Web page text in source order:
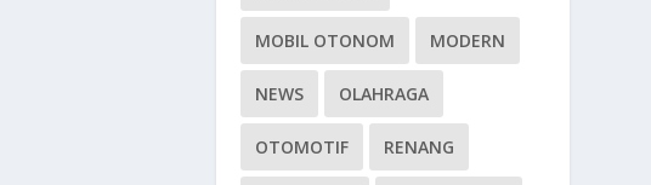
MOBIL OTONOM MODERN
NEWS OLAHRAGA
OTOMOTIF RENANG